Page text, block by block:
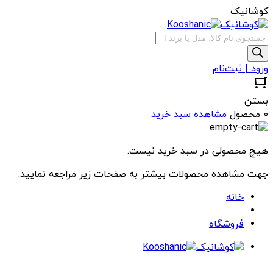
کوشانیک
جستجوی
محصولات
ورود | ثبت‌نام
بستن
0 محصول
مشاهده سبد خرید
هیچ محصولی در سبد خرید نیست.
جهت مشاهده محصولات بیشتر به صفحات زیر مراجعه نمایید.
خانه
فروشگاه